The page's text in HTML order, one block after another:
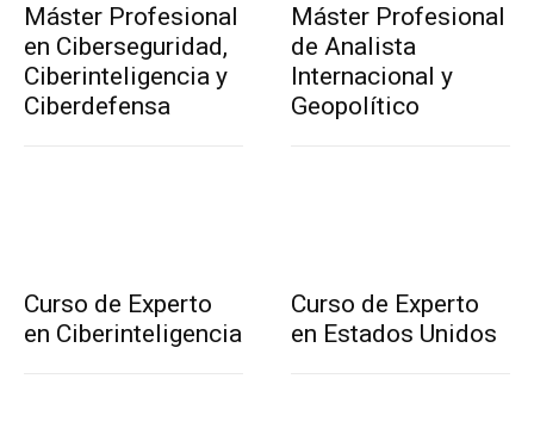
Máster Profesional
en Ciberseguridad,
Ciberinteligencia y
Ciberdefensa
Máster Profesional
de Analista
Internacional y
Geopolítico
Curso de Experto
en Ciberinteligencia
Curso de Experto
en Estados Unidos